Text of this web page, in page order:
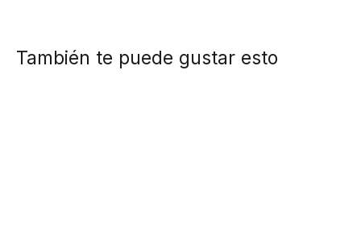
También te puede gustar esto